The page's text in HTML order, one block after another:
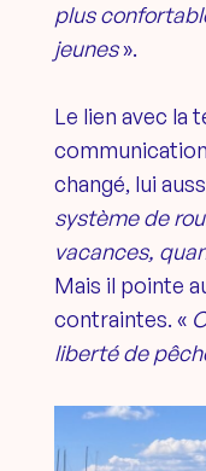
plus
jeunes».
Le lien avec la
changé, lui
système de
vacances,
Mais il pointe
contraintes. «
liberté de